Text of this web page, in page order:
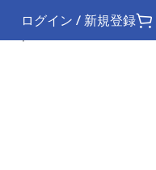
ログイン / 新規登録